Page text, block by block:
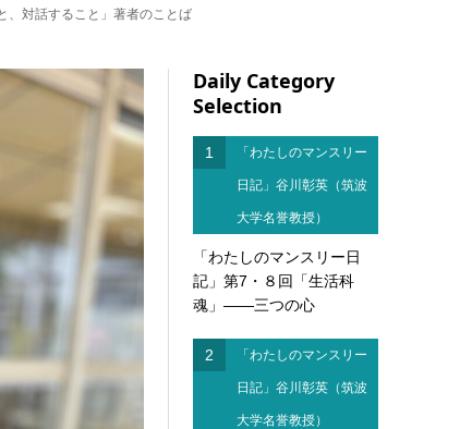
対話すること」著者のことば
Daily Category
Selection
1 「わたしのマンスリー
日記」谷川彰英（筑波
大学名誉教授）
「わたしのマンスリー日
記」第7・８回「生活科
魂」――三つの心
2 「わたしのマンスリー
日記」谷川彰英（筑波
大学名誉教授）